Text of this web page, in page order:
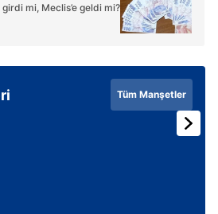
mi, Meclis’e geldi mi?
Tüm Manşetler